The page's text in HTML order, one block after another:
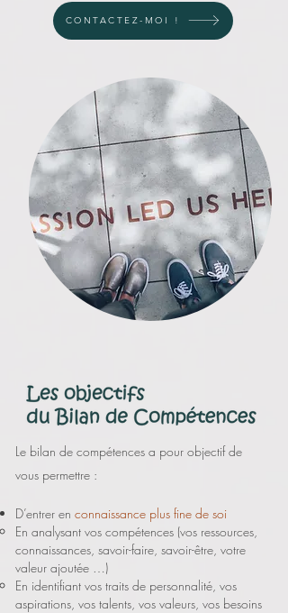
CONTACTEZ-MOI !
Le bilan de compétences a pour objectif de
vous permettre :
D’entrer en connaissance plus fine de soi
En analysant vos compétences (vos ressources,
connaissances, savoir-faire, savoir-être, votre
valeur ajoutée …)
En identifiant vos traits de personnalité, vos
aspirations, vos talents, vos valeurs, vos besoins